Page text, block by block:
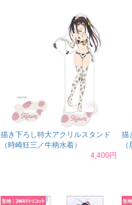
描き下ろし特大アクリルスタンド
（時崎狂三／牛柄水着）
4,400円
描